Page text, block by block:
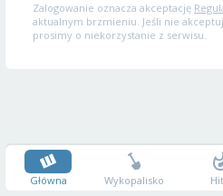
Zalogowanie oznacza akceptację
aktualnym brzmieniu. Jeśli nie
prosimy o niekorzystanie z serwisu.
Główna Wykopalisko